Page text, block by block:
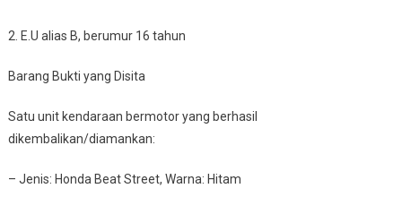
2. E.U alias B, berumur 16 tahun
Barang Bukti yang Disita
Satu unit kendaraan bermotor yang berhasil
dikembalikan/diamankan:
– Jenis: Honda Beat Street, Warna: Hitam